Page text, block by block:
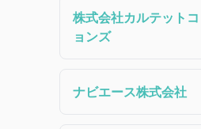
株式会社カルテット
ョンズ
ナビエース株式会社